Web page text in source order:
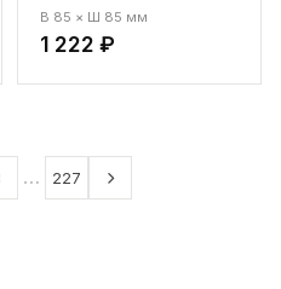
В 85 × Ш 85 мм
1 222 ₽
… 227